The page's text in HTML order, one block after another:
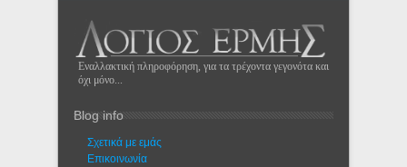
Εναλλακτική πληροφόρηση, για τα τρέχοντα γεγονότα και
όχι μόνο...
Blog info
Σχετικά με εμάς
Eπικοινωνία